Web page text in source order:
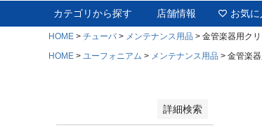
カテゴリから探す 店舗情報 お気に
HOME チューバ メンテナンス用品
金管楽器用ク
HOME
ユーフォニアム メンテナンス用品 金管楽
詳細検索
価格が高い順
優先度順
レビュー順
キーワードヒット順